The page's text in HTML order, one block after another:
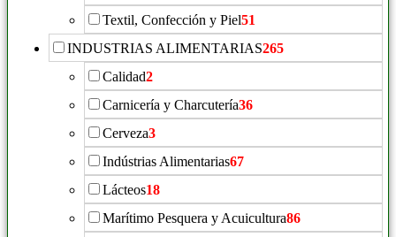
Textil, Confección y Piel51
INDUSTRIAS ALIMENTARIAS265
Calidad2
Carnicería y Charcutería36
Cerveza3
Indústrias Alimentarias67
Lácteos18
Marítimo Pesquera y Acuicultura86